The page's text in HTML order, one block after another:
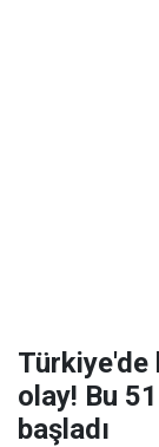
Türkiye'de
olay! Bu
başladı